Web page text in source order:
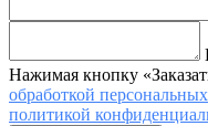
Нажимая кнопку
обработкой
политикой